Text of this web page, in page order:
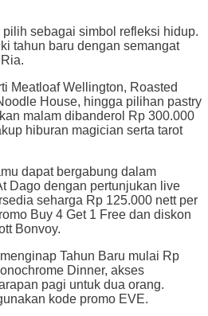
pilih sebagai simbol refleksi hidup.
tahun baru dengan semangat
Meatloaf Wellington, Roasted
House, hingga pilihan pastry
malam dibanderol Rp 300.000
hiburan magician serta tarot
dapat bergabung dalam
Dago dengan pertunjukan live
seharga Rp 125.000 nett per
Buy 4 Get 1 Free dan diskon
Bonvoy.
Tahun Baru mulai Rp
Dinner, akses
pagi untuk dua orang.
kode promo EVE.